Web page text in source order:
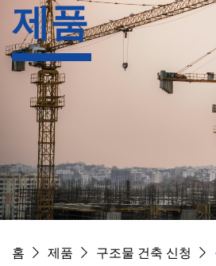
제품
홈 제품 구조물 건축 신청